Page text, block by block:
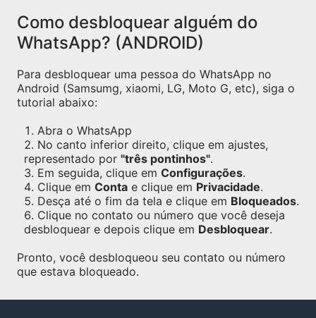
Como desbloquear alguém do
WhatsApp? (ANDROID)
Para desbloquear uma pessoa do WhatsApp no
Android (Samsumg, xiaomi, LG, Moto G, etc), siga o
tutorial abaixo:
Abra o WhatsApp
No canto inferior direito, clique em ajustes,
representado por "três pontinhos".
Em seguida, clique em Configurações.
Clique em Conta e clique em Privacidade.
Desça até o fim da tela e clique em Bloqueados.
Clique no contato ou número que você deseja
desbloquear e depois clique em Desbloquear.
Pronto, você desbloqueou seu contato ou número
que estava bloqueado.